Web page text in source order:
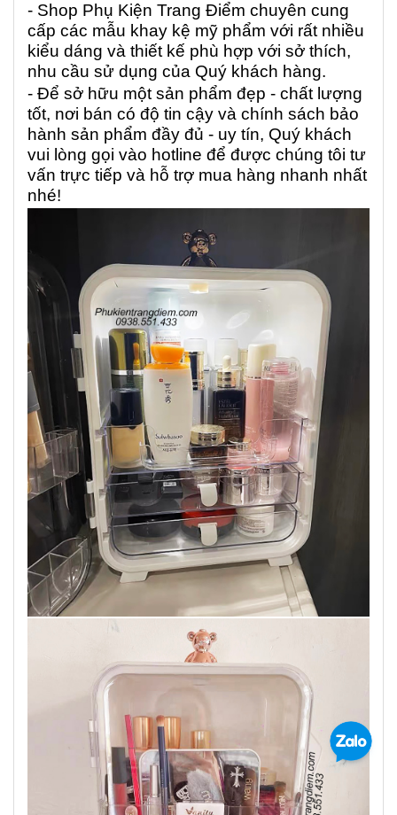
- Shop Phụ Kiện Trang Điểm chuyên cung
cấp các mẫu khay kệ mỹ phẩm với rất nhiều
kiểu dáng và thiết kế phù hợp với sở thích,
nhu cầu sử dụng của Quý khách hàng.
- Để sở hữu một sản phẩm đẹp - chất lượng
tốt, nơi bán có độ tin cậy và chính sách bảo
hành sản phẩm đầy đủ - uy tín, Quý khách
vui lòng gọi vào hotline để được chúng tôi tư
vấn trực tiếp và hỗ trợ mua hàng nhanh nhất
nhé!